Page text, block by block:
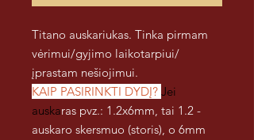
Titano auskariukas. Tinka pirmam
vėrimui/gyjimo laikotarpiui/
įprastam nešiojimui.
KAIP PASIRINKTI DYDĮ? Jei
auskaras pvz.: 1.2x6mm, tai 1.2 -
auskaro skersmuo (storis), o 6mm